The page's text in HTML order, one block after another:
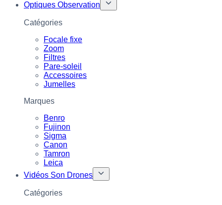
Optiques Observation
Catégories
Focale fixe
Zoom
Filtres
Pare-soleil
Accessoires
Jumelles
Marques
Benro
Fujinon
Sigma
Canon
Tamron
Leica
Vidéos Son Drones
Catégories